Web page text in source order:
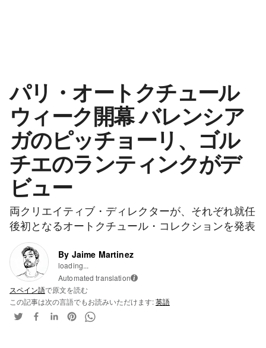
パリ・オートクチュール
ウィーク開幕 バレンシア
ガのピッチョーリ、ゴル
チエのランティンクがデ
ビュー
両クリエイティブ・ディレクターが、それぞれ就任
後初となるオートクチュール・コレクションを発表
By Jaime Martinez
loading...
Automated translation i
スペイン語で原文を読む
この記事は次の言語でもお読みいただけます:英語